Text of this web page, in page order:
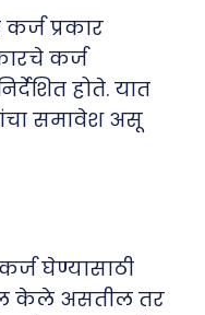
प्रकार
कर्ज
होते. यात
समावेश असू
घेण्यासाठी
केले असतील तर